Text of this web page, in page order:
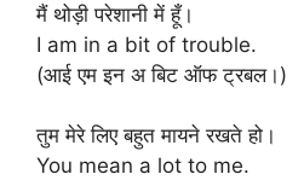
मैं थोड़ी परेशानी में हूँ।
I am in a bit of trouble.
(आई एम इन अ बिट ऑफ ट्रबल।)
तुम मेरे लिए बहुत मायने रखते हो।
You mean a lot to me.